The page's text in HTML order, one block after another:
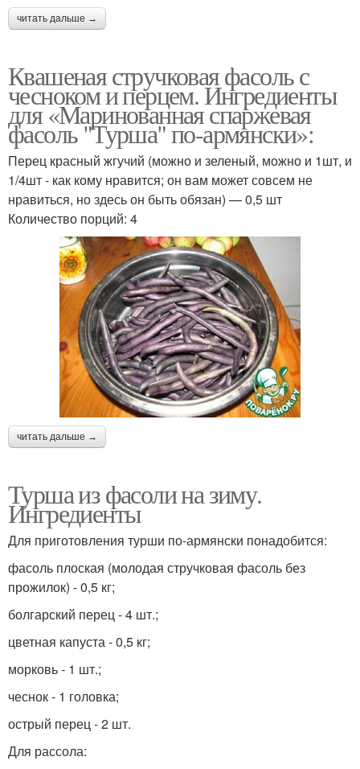
читать дальше →
Квашеная стручковая фасоль с
чесноком и перцем. Ингредиенты
для «Маринованная спаржевая
фасоль "Турша" по-армянски»:
Перец красный жгучий (можно и зеленый, можно и 1шт, и
1/4шт - как кому нравится; он вам может совсем не
нравиться, но здесь он быть обязан) — 0,5 шт
Количество порций: 4
читать дальше →
Турша из фасоли на зиму.
Ингредиенты
Для приготовления турши по-армянски понадобится:
фасоль плоская (молодая стручковая фасоль без
прожилок) - 0,5 кг;
болгарский перец - 4 шт.;
цветная капуста - 0,5 кг;
морковь - 1 шт.;
чеснок - 1 головка;
острый перец - 2 шт.
Для рассола: